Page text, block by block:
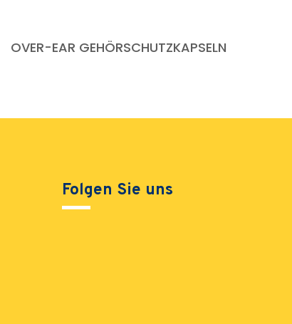
OVER-EAR GEHÖRSCHUTZKAPSELN
Folgen Sie uns